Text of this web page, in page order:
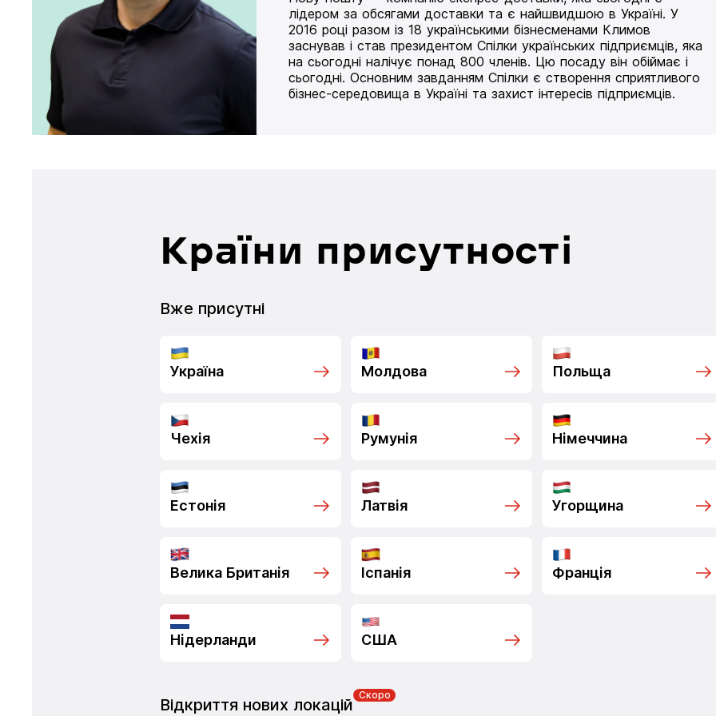
лідером за обсягами доставки та є найшвидшою в Україні. У
2016 році разом із 18 українськими бізнесменами Климов
заснував і став президентом Спілки українських підприємців, яка
на сьогодні налічує понад 800 членів. Цю посаду він обіймає і
сьогодні. Основним завданням Спілки є створення сприятливого
бізнес-середовища в Україні та захист інтересів підприємців.
Країни присутності
Вже присутні
Україна Молдова Польща
Чехія Румунія Німеччина
Естонія Латвія Угорщина
Велика Британія Іспанія Франція
Нідерланди США
Відкриття нових локацій
Скоро